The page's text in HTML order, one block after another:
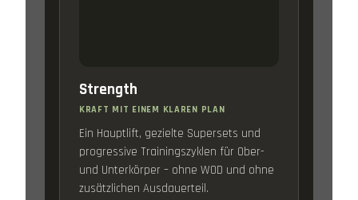
Strength
KRAFT MIT EINEM KLAREN PLAN
Ein Hauptlift, gezielte Supersets und
progressive Trainingszyklen für Ober-
und Unterkörper – ohne WOD und ohne
zusätzlichen Ausdauerteil.